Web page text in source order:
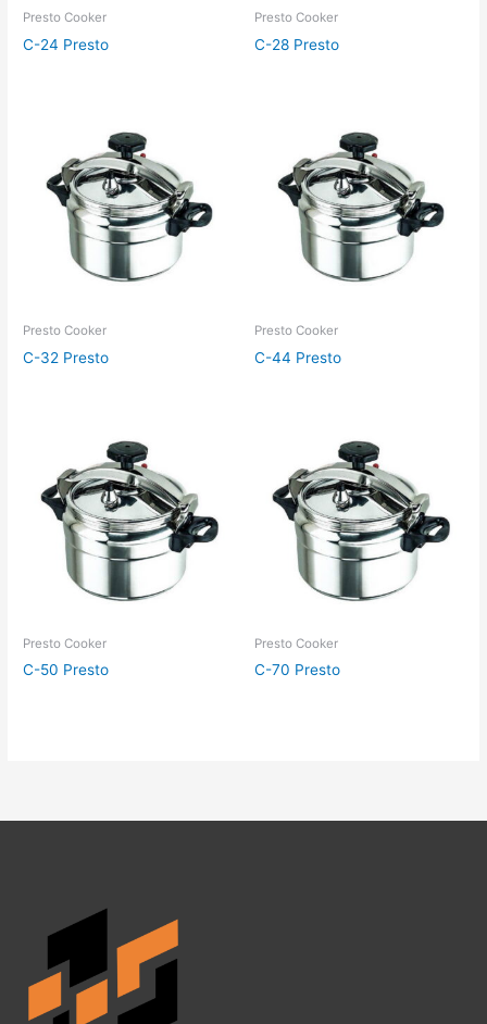
Presto Cooker
C-24 Presto
Presto Cooker
C-28 Presto
Presto Cooker
C-32 Presto
Presto Cooker
C-44 Presto
Presto Cooker
C-50 Presto
Presto Cooker
C-70 Presto